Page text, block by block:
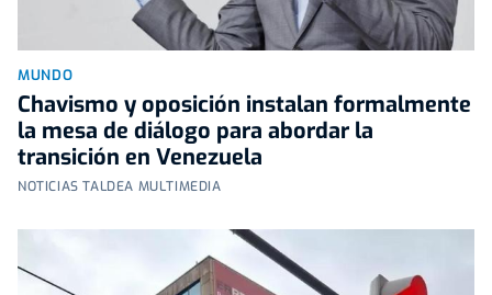
MUNDO
Chavismo y oposición instalan formalmente
la mesa de diálogo para abordar la
transición en Venezuela
NOTICIAS TALDEA MULTIMEDIA